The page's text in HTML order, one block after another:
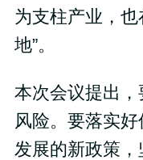
为支柱产业，也
地”。
本次会议提出
风险。要落实
发展的新政策